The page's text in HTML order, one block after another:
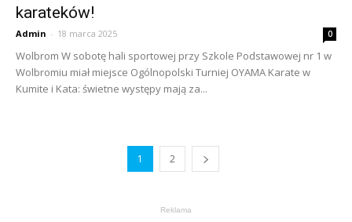
karateków!
Admin - 18 marca 2025 0
Wolbrom W sobotę hali sportowej przy Szkole Podstawowej nr 1 w
Wolbromiu miał miejsce Ogólnopolski Turniej OYAMA Karate w
Kumite i Kata: świetne występy mają za...
1 2
Reklama